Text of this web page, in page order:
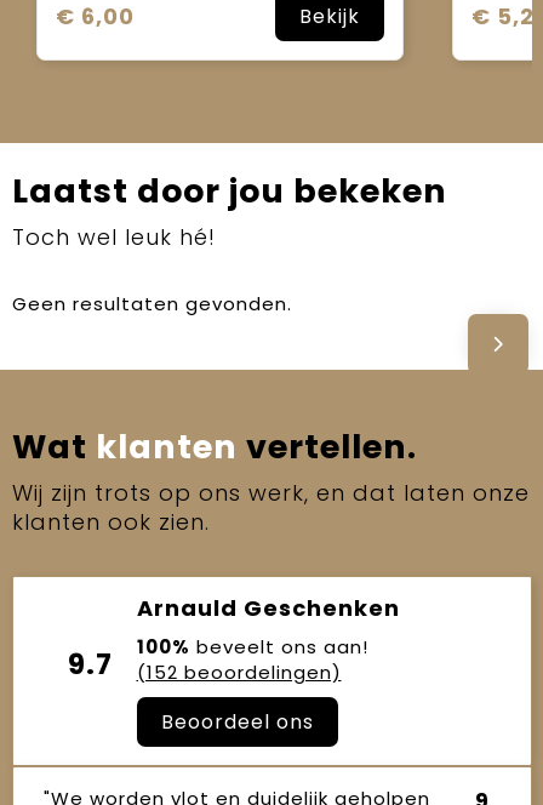
€ 6,00 Bekijk €
Laatst door jou bekeken
Toch wel leuk hé!
Geen resultaten gevonden.
Wat klanten vertellen.
Wij zijn trots op ons werk, en dat laten onze
klanten ook zien.
9.7
Arnauld Geschenken
100% beveelt ons aan!
(152 beoordelingen)
Beoordeel ons
"We worden vlot en duidelijk geholpen